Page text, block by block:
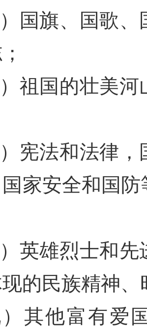
）国旗、国歌
）祖国的壮美
）宪法和法律
家安全和国
）英雄烈士和
的民族精神、
）其他富有爱